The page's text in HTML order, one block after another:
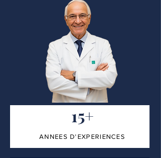
15+
ANNEES D'EXPERIENCES